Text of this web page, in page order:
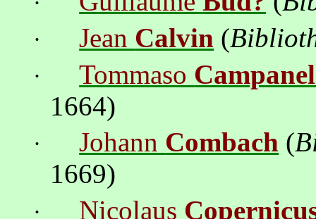
· Jean Calvin (
· Tommaso
1664)
· Johann Combach (
1669)
· Nicolaus